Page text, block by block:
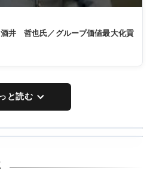
井 哲也氏／グループ価値最大化貢
と読む